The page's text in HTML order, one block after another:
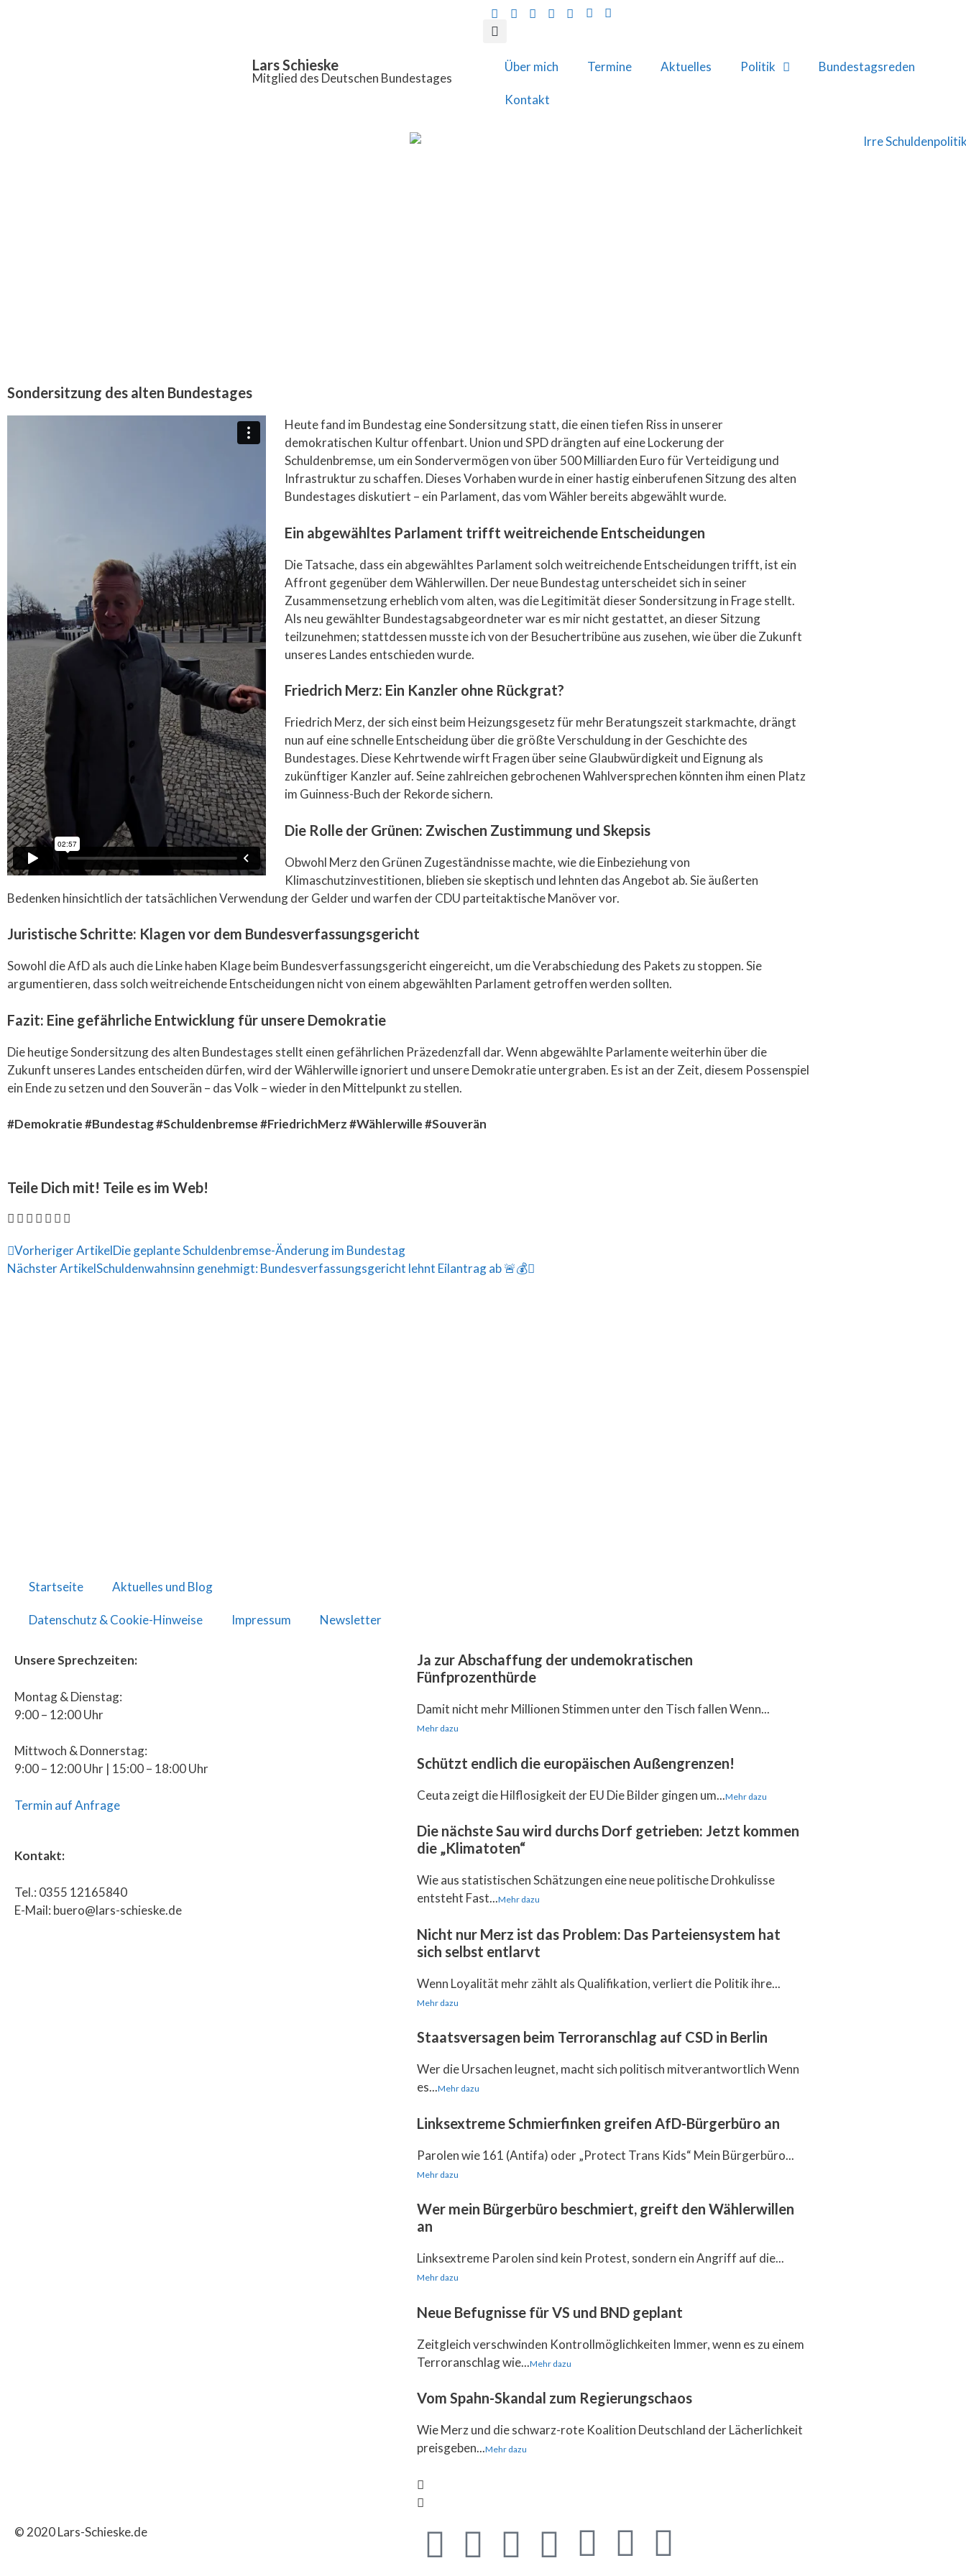
Lars Schieske
Mitglied des Deutschen Bundestages
Über mich Termine Aktuelles Politik Bundestagsreden
Kontakt
Sondersitzung des alten Bundestages
Heute fand im Bundestag eine Sondersitzung statt, die einen tiefen Riss in unserer
demokratischen Kultur offenbart. Union und SPD drängten auf eine Lockerung der
Schuldenbremse, um ein Sondervermögen von über 500 Milliarden Euro für Verteidigung und
Infrastruktur zu schaffen. Dieses Vorhaben wurde in einer hastig einberufenen Sitzung des alten
Bundestages diskutiert – ein Parlament, das vom Wähler bereits abgewählt wurde.
Ein abgewähltes Parlament trifft weitreichende Entscheidungen
Die Tatsache, dass ein abgewähltes Parlament solch weitreichende Entscheidungen trifft, ist ein
Affront gegenüber dem Wählerwillen. Der neue Bundestag unterscheidet sich in seiner
Zusammensetzung erheblich vom alten, was die Legitimität dieser Sondersitzung in Frage stellt.
Als neu gewählter Bundestagsabgeordneter war es mir nicht gestattet, an dieser Sitzung
teilzunehmen; stattdessen musste ich von der Besuchertribüne aus zusehen, wie über die Zukunft
unseres Landes entschieden wurde.
Friedrich Merz: Ein Kanzler ohne Rückgrat?
Friedrich Merz, der sich einst beim Heizungsgesetz für mehr Beratungszeit starkmachte, drängt
nun auf eine schnelle Entscheidung über die größte Verschuldung in der Geschichte des
Bundestages. Diese Kehrtwende wirft Fragen über seine Glaubwürdigkeit und Eignung als
zukünftiger Kanzler auf. Seine zahlreichen gebrochenen Wahlversprechen könnten ihm einen Platz
im Guinness-Buch der Rekorde sichern.
Die Rolle der Grünen: Zwischen Zustimmung und Skepsis
Obwohl Merz den Grünen Zugeständnisse machte, wie die Einbeziehung von
Klimaschutzinvestitionen, blieben sie skeptisch und lehnten das Angebot ab. Sie äußerten
Bedenken hinsichtlich der tatsächlichen Verwendung der Gelder und warfen der CDU parteitaktische Manöver vor.
Juristische Schritte: Klagen vor dem Bundesverfassungsgericht
Sowohl die AfD als auch die Linke haben Klage beim Bundesverfassungsgericht eingereicht, um die Verabschiedung des Pakets zu stoppen. Sie
argumentieren, dass solch weitreichende Entscheidungen nicht von einem abgewählten Parlament getroffen werden sollten.
Fazit: Eine gefährliche Entwicklung für unsere Demokratie
Die heutige Sondersitzung des alten Bundestages stellt einen gefährlichen Präzedenzfall dar. Wenn abgewählte Parlamente weiterhin über die
Zukunft unseres Landes entscheiden dürfen, wird der Wählerwille ignoriert und unsere Demokratie untergraben. Es ist an der Zeit, diesem Possenspiel
ein Ende zu setzen und den Souverän – das Volk – wieder in den Mittelpunkt zu stellen.
#Demokratie #Bundestag #Schuldenbremse #FriedrichMerz #Wählerwille #Souverän
Teile Dich mit! Teile es im Web!
Vorheriger ArtikelDie geplante Schuldenbremse-Änderung im Bundestag
Nächster ArtikelSchuldenwahnsinn genehmigt: Bundesverfassungsgericht lehnt Eilantrag ab 🚨💰
Startseite Aktuelles und Blog
Datenschutz & Cookie-Hinweise Impressum Newsletter
Unsere Sprechzeiten:
Montag & Dienstag:
9:00 – 12:00 Uhr
Mittwoch & Donnerstag:
9:00 – 12:00 Uhr | 15:00 – 18:00 Uhr
Termin auf Anfrage
Kontakt:
Tel.: 0355 12165840
E-Mail: buero@lars-schieske.de
Ja zur Abschaffung der undemokratischen
Fünfprozenthürde
Damit nicht mehr Millionen Stimmen unter den Tisch fallen Wenn...
Mehr dazu
Schützt endlich die europäischen Außengrenzen!
Ceuta zeigt die Hilflosigkeit der EU Die Bilder gingen um...Mehr dazu
Die nächste Sau wird durchs Dorf getrieben: Jetzt kommen
die „Klimatoten“
Wie aus statistischen Schätzungen eine neue politische Drohkulisse
entsteht Fast...Mehr dazu
Nicht nur Merz ist das Problem: Das Parteiensystem hat
sich selbst entlarvt
Wenn Loyalität mehr zählt als Qualifikation, verliert die Politik ihre...
Mehr dazu
Staatsversagen beim Terroranschlag auf CSD in Berlin
Wer die Ursachen leugnet, macht sich politisch mitverantwortlich Wenn
es...Mehr dazu
Linksextreme Schmierfinken greifen AfD-Bürgerbüro an
Parolen wie 161 (Antifa) oder „Protect Trans Kids“ Mein Bürgerbüro...
Mehr dazu
Wer mein Bürgerbüro beschmiert, greift den Wählerwillen
an
Linksextreme Parolen sind kein Protest, sondern ein Angriff auf die...
Mehr dazu
Neue Befugnisse für VS und BND geplant
Zeitgleich verschwinden Kontrollmöglichkeiten Immer, wenn es zu einem
Terroranschlag wie...Mehr dazu
Vom Spahn-Skandal zum Regierungschaos
Wie Merz und die schwarz-rote Koalition Deutschland der Lächerlichkeit
preisgeben...Mehr dazu
© 2020 Lars-Schieske.de